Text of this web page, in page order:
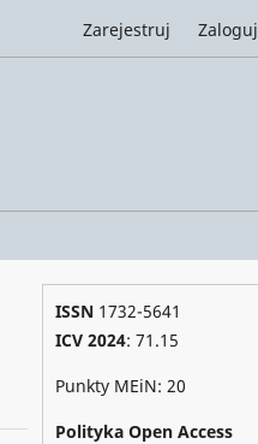
Zarejestruj Zaloguj
ISSN 1732-5641
ICV 2024: 71.15
Punkty MEiN: 20
Polityka Open Access